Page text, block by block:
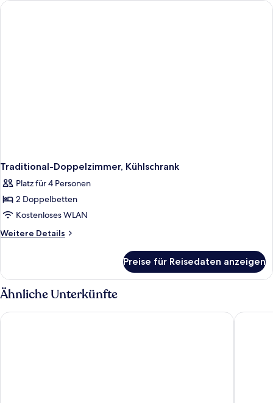
Friendly)
Traditional-Doppelzimmer, Kühlschrank
Platz für 4 Personen
2 Doppelbetten
Kostenloses WLAN
Weitere Details
Weitere
Doppelzimmer,
Kühlschrank
Preise für Reisedaten anzeigen
Ähnliche Unterkünfte
Crowne Plaza Toronto North York by IHG Best